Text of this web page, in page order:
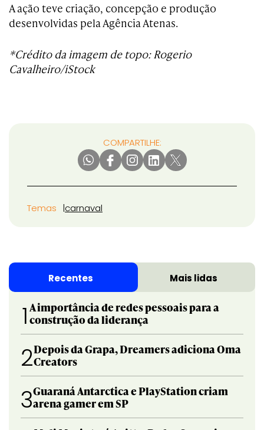
A ação teve criação, concepção e produção
desenvolvidas pela Agência Atenas.
*Crédito da imagem de topo: Rogerio
Cavalheiro/iStock
COMPARTILHE:
Temas carnaval
Recentes Mais lidas
1 A importância de redes pessoais para a
construção da liderança
2Depois da Grapa, Dreamers adiciona Oma
Creators
3Guaraná Antarctica e PlayStation criam
arena gamer em SP